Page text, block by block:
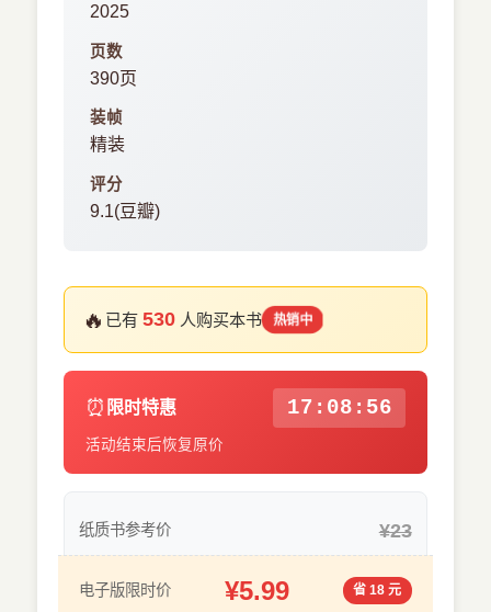
2025
页数
390页
装帧
精装
评分
9.1(豆瓣)
🔥 已有530 人购买本书 热销中
⏰ 限时特惠 17:08:55
活动结束后恢复原价
纸质书参考价 ¥23
电子版限时价 ¥5.99 省 18 元